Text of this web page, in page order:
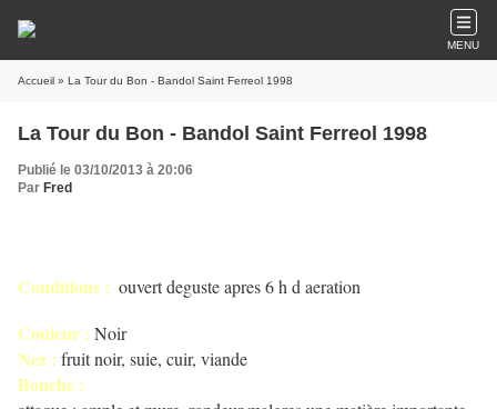
MENU
Accueil » La Tour du Bon - Bandol Saint Ferreol 1998
La Tour du Bon - Bandol Saint Ferreol 1998
Publié le 03/10/2013 à 20:06
Par Fred
Conditions : ouvert deguste apres 6 h d aeration
Couleur : Noir
Nez : fruit noir, suie, cuir, viande
Bouche :